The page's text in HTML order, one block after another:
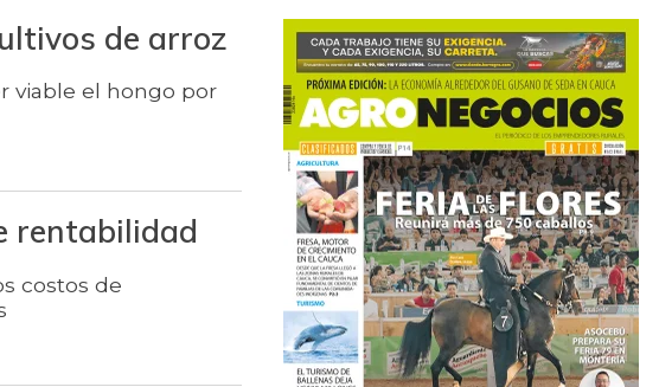
de arroz
viable el hongo por
rentabilidad
costos de